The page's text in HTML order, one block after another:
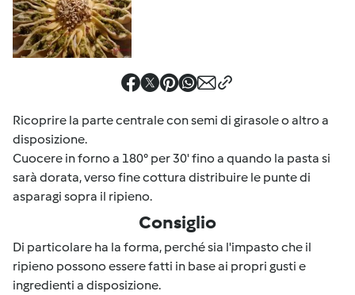
Ricoprire la parte centrale con semi di girasole o altro a
disposizione.
Cuocere in forno a 180° per 30' fino a quando la pasta si
sarà dorata, verso fine cottura distribuire le punte di
asparagi sopra il ripieno.
Consiglio
Di particolare ha la forma, perché sia l'impasto che il
ripieno possono essere fatti in base ai propri gusti e
ingredienti a disposizione.